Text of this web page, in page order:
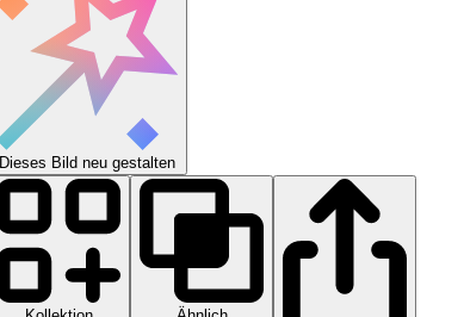
Dieses Bild neu gestalten